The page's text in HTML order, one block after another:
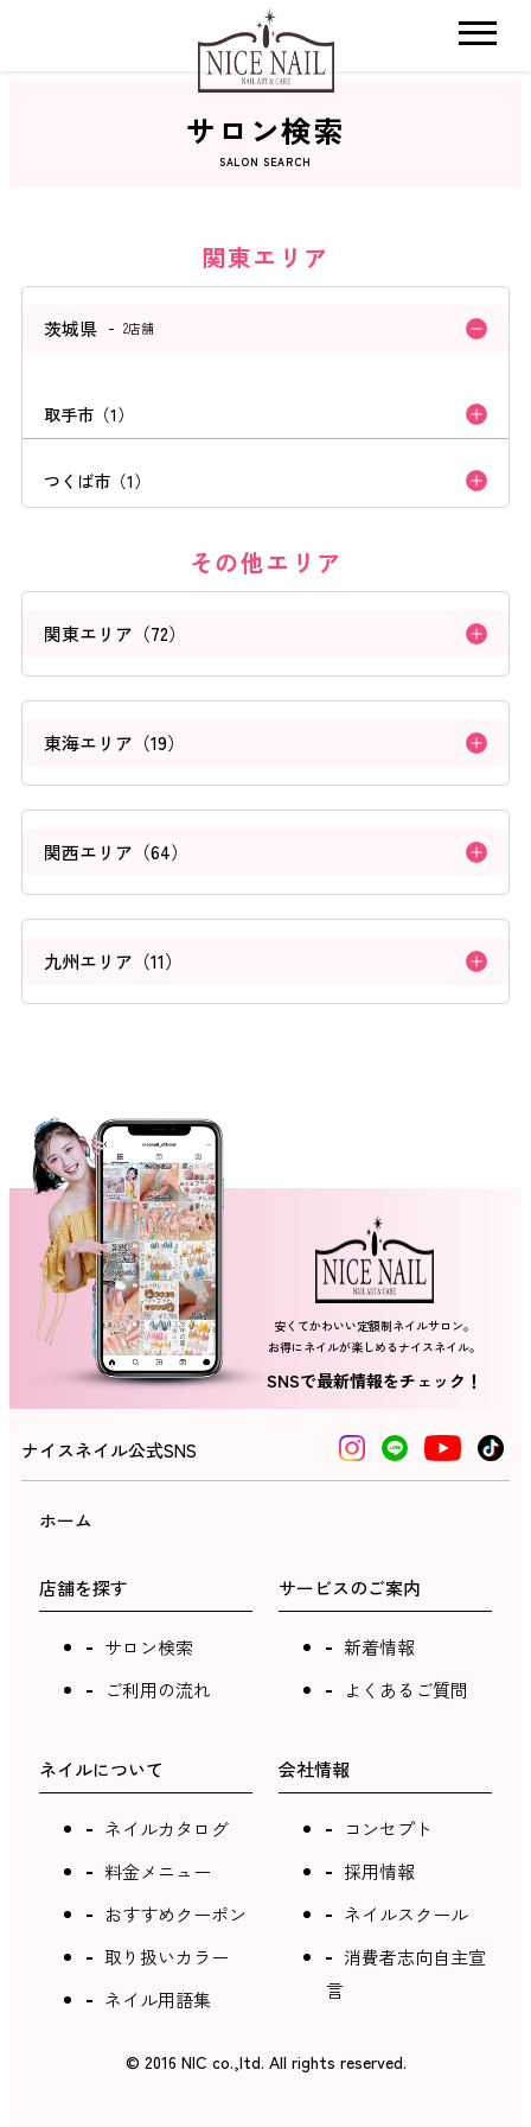
ネイルカタログ
料金メニュー
コンセプト
よくあるご質問
取り扱いカラー
ネイル用語
消費者志向自主宣言
新着情報
ネイルスクール
サロン検索
SALON SEARCH
関東エリア
茨城県 2店舗
取手市（1）
つくば市（1）
その他エリア
関東エリア（72）
東海エリア（19）
関西エリア（64）
九州エリア（11）
安くてかわいい定額制ネイルサロン。
お得にネイルが楽しめるナイスネイル。
SNSで最新情報をチェック！
ナイスネイル公式SNS
ホーム
店舗を探す
サロン検索
ご利用の流れ
サービスのご案内
新着情報
よくあるご質問
ネイルについて
ネイルカタログ
料金メニュー
おすすめクーポン
取り扱いカラー
ネイル用語集
会社情報
コンセプト
採用情報
ネイルスクール
消費者志向自主宣
言
©︎ 2016 NIC co.,ltd. All rights reserved.